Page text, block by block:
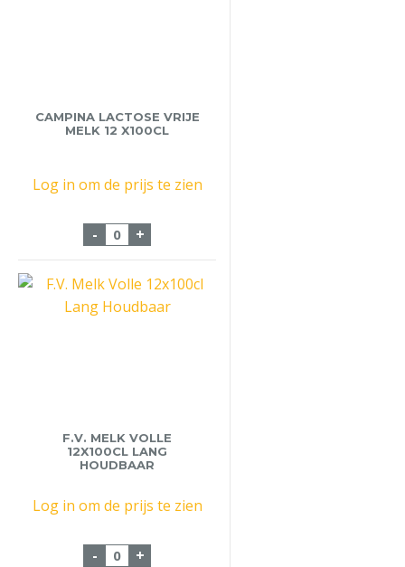
CAMPINA LACTOSE VRIJE
MELK 12 X100CL
Log in om de prijs te zien
- Campina Lactose vrije melk 12 x100cl
+
F.V. MELK VOLLE
12X100CL LANG
HOUDBAAR
Log in om de prijs te zien
- F.V. Melk Volle 12x100cl Lang Houdbaar
+